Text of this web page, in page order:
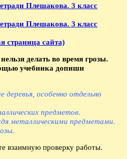
Плешакова. 3 класс
Плешакова. 3 класс
страница сайта)
делать во время грозы.
учебника допиши
деревья, особенно отдельно
предметов.
металлическими предметами.
взаимную проверку работы.